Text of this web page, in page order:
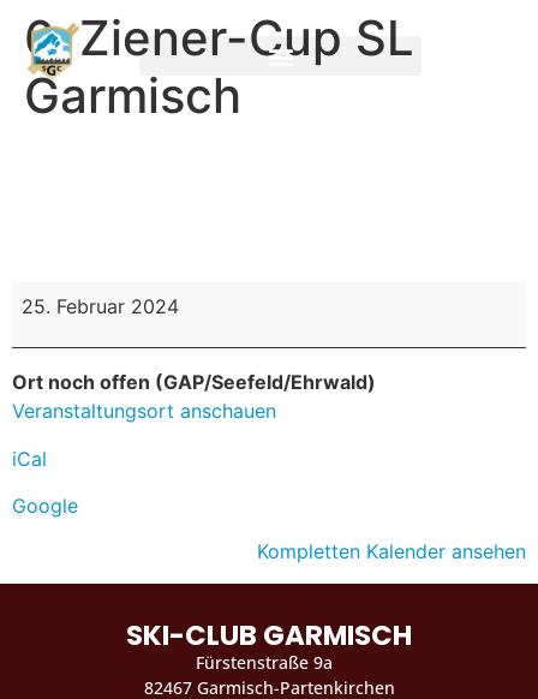
6. Ziener-Cup SL
Garmisch
25. Februar 2024
Ort noch offen (GAP/Seefeld/Ehrwald)
Veranstaltungsort anschauen
iCal
Google
Kompletten Kalender ansehen
SKI-CLUB GARMISCH
Fürstenstraße 9a
82467 Garmisch-Partenkirchen